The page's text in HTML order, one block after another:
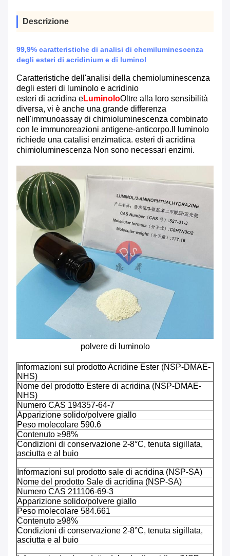
Descrizione
99,9% caratteristiche di analisi di chemiluminescenza
degli esteri di acridinium e di luminol
Caratteristiche dell'analisi della chemioluminescenza
degli esteri di luminolo e acridinio
esteri di acridina eLuminoloOltre alla loro sensibilità
diversa, vi è anche una grande differenza
nell'immunoassay di chimioluminescenza combinato
con le immunoreazioni antigene-anticorpo.Il luminolo
richiede una catalisi enzimatica. esteri di acridina
chimioluminescenza Non sono necessari enzimi.
polvere di luminolo
Informazioni sul prodotto Acridine Ester (NSP-DMAE-
NHS)
Nome del prodotto Estere di acridina (NSP-DMAE-
NHS)
Numero CAS 194357-64-7
Apparizione solido/polvere giallo
Peso molecolare 590.6
Contenuto ≥98%
Condizioni di conservazione 2-8°C, tenuta sigillata,
asciutta e al buio
Informazioni sul prodotto sale di acridina (NSP-SA)
Nome del prodotto Sale di acridina (NSP-SA)
Numero CAS 211106-69-3
Apparizione solido/polvere giallo
Peso molecolare 584.661
Contenuto ≥98%
Condizioni di conservazione 2-8°C, tenuta sigillata,
asciutta e al buio